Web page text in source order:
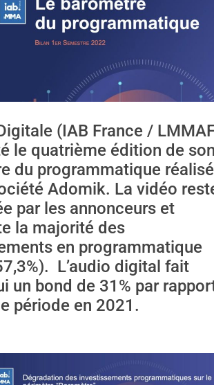
(IAB France /
le quatrième édition de
du programmatique
Adomik. La vidéo
par les annonceurs et
la majorité des
en programmatique
L’audio digital fait
un bond de 31% par
période en 2021.